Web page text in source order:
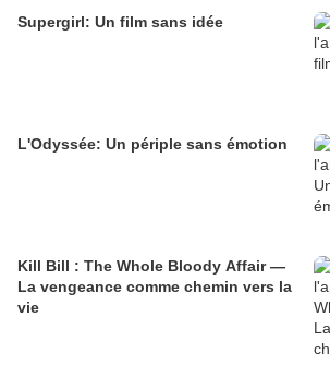
Supergirl: Un film sans idée
L'Odyssée: Un périple sans émotion
Kill Bill : The Whole Bloody Affair —
La vengeance comme chemin vers la
vie